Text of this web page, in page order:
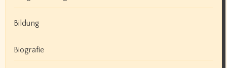
Bildung
Biografie